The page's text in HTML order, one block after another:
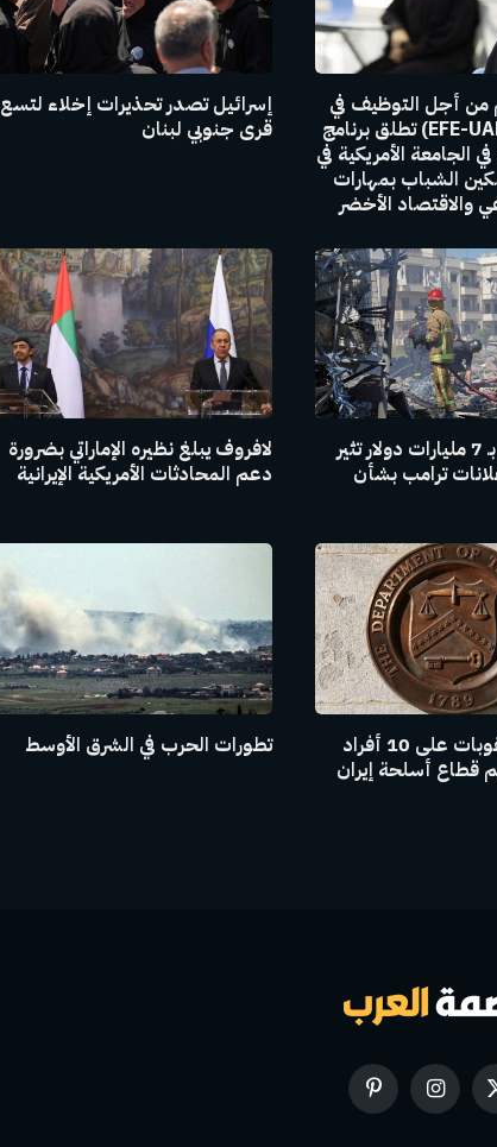
من أجل التوظيف في
دولة الإمارات (EFE-UAE) تطلق برنامج
2026» في الجامعة الأمريكية في
الشباب بمهارات
والاقتصاد الأخضر
إسرائيل تصدر تحذيرات إخلاء لتسع
قرى جنوبي لبنان
مراهنات نفطية بـ 7 مليارات دولار تثير
ترامب بشأن
لافروف يبلغ نظيره الإماراتي بضرورة
دعم المحادثات الأمريكية الإيرانية
أمريكا تفرض عقوبات على 10 أفراد
قطاع أسلحة إيران
تطورات الحرب في الشرق الأوسط
الانستغرامبينتيريست